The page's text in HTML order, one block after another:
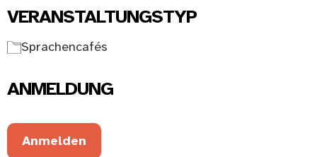
VERANSTALTUNGSTYP
Sprachencafés
ANMELDUNG
Anmelden